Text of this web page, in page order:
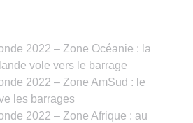
2022 – Zone Océanie : la
vole vers le barrage
2022 – Zone AmSud : le
les barrages
2022 – Zone Afrique : au